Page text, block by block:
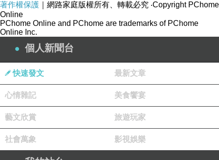
momo美妝產品，愛美不可錯過！
【巴麗維亞】情緣之美(頂級加大100%精梳棉孕
韟“犮]被套組臺灣精製)
【NOVELLE】春漾花園系列雙人兩用被床包組
(粉嫩花海)
著作權保護 ｜網路家庭版權所有、轉載必究 ‧Copyright PChome
Online
PChome Online and PChome are trademarks of PChome
Online Inc.
個人新聞台
快速發文 最新文章
心情雜記 美食饗宴
藝文欣賞 旅遊玩家
社會萬象 影視娛樂